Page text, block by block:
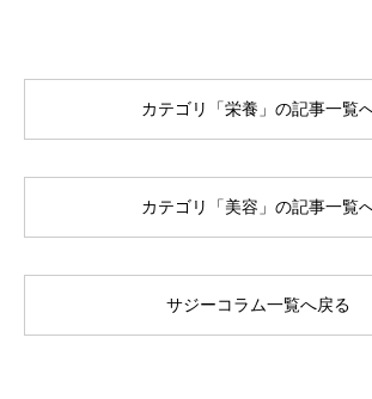
カテゴリ「栄養」の記事一覧
カテゴリ「美容」の記事一覧
サジーコラム一覧へ戻る